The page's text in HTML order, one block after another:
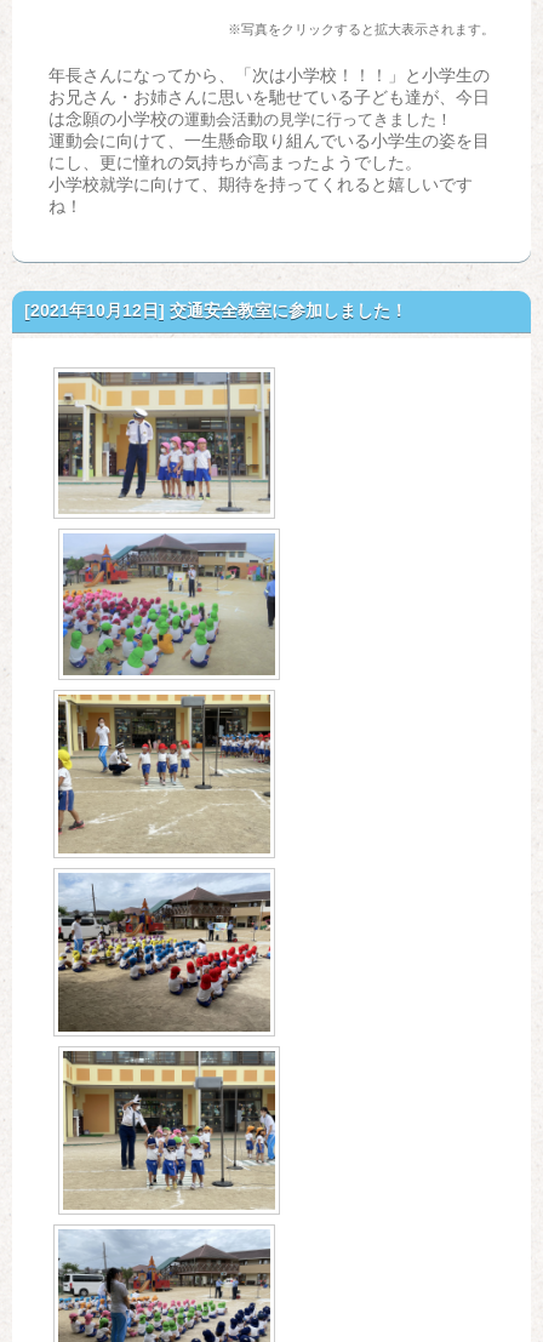
※写真をクリックすると拡大表示されます。
年長さんになってから、「次は小学校！！！」と小学生の
お兄さん・お姉さんに思いを馳せている子ども達が、今日
は念願の小学校の運動会活動の見学に行ってきました！
運動会に向けて、一生懸命取り組んでいる小学生の姿を目
にし、更に憧れの気持ちが高まったようでした。
小学校就学に向けて、期待を持ってくれると嬉しいです
ね！
[2021年10月12日] 交通安全教室に参加しました！